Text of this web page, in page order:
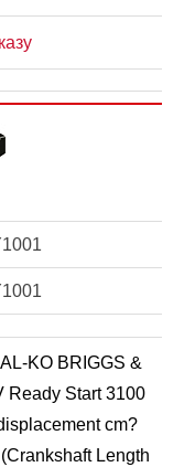
KO BRIGGS &
Ready Start 3100
cm?
Length